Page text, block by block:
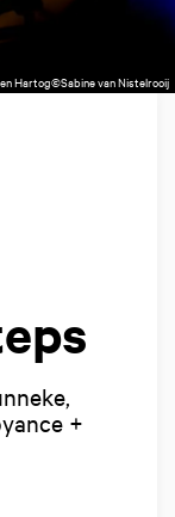
Hartog©Sabine van Nistelrooij
+